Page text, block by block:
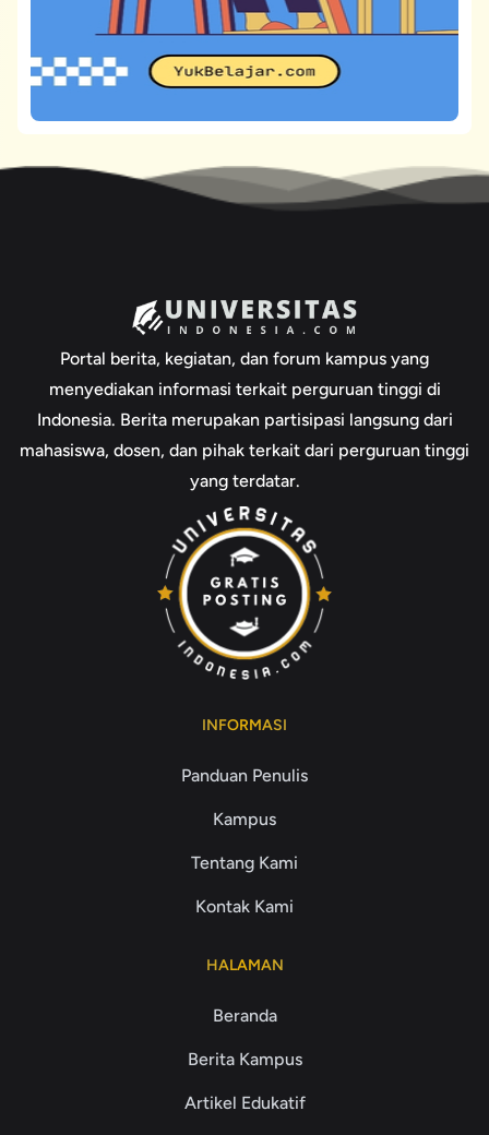
Portal berita, kegiatan, dan forum kampus yang
menyediakan informasi terkait perguruan tinggi di
Indonesia. Berita merupakan partisipasi langsung dari
mahasiswa, dosen, dan pihak terkait dari perguruan tinggi
yang terdatar.
INFORMASI
Panduan Penulis
Kampus
Tentang Kami
Kontak Kami
HALAMAN
Beranda
Berita Kampus
Artikel Edukatif